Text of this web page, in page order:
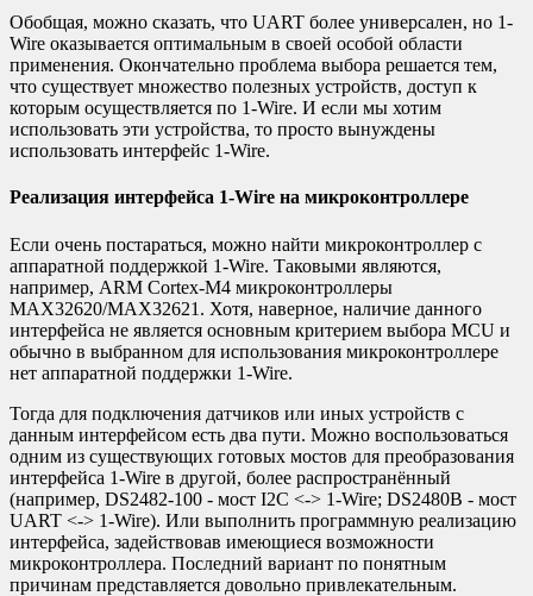
Обобщая, можно сказать, что UART более универсален, но 1-
Wire оказывается оптимальным в своей особой области
применения. Окончательно проблема выбора решается тем,
что существует множество полезных устройств, доступ к
которым осуществляется по 1-Wire. И если мы хотим
использовать эти устройства, то просто вынуждены
использовать интерфейс 1-Wire.
Реализация интерфейса 1-Wire на микроконтроллере
Если очень постараться, можно найти микроконтроллер с
аппаратной поддержкой 1-Wire. Таковыми являются,
например, ARM Cortex-M4 микроконтроллеры
MAX32620/MAX32621. Хотя, наверное, наличие данного
интерфейса не является основным критерием выбора MCU и
обычно в выбранном для использования микроконтроллере
нет аппаратной поддержки 1-Wire.
Тогда для подключения датчиков или иных устройств с
данным интерфейсом есть два пути. Можно воспользоваться
одним из существующих готовых мостов для преобразования
интерфейса 1-Wire в другой, более распространённый
(например, DS2482-100 - мост I2C <-> 1-Wire; DS2480B - мост
UART <-> 1-Wire). Или выполнить программную реализацию
интерфейса, задействовав имеющиеся возможности
микроконтроллера. Последний вариант по понятным
причинам представляется довольно привлекательным.